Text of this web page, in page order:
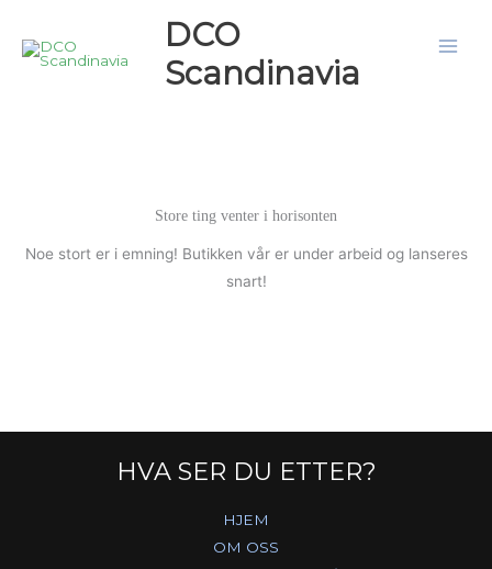
rett
DCO
Scandinavia
Store ting venter i horisonten
Noe stort er i emning! Butikken vår er under arbeid og lanseres
snart!
HVA SER DU ETTER?
HJEM
OM OSS